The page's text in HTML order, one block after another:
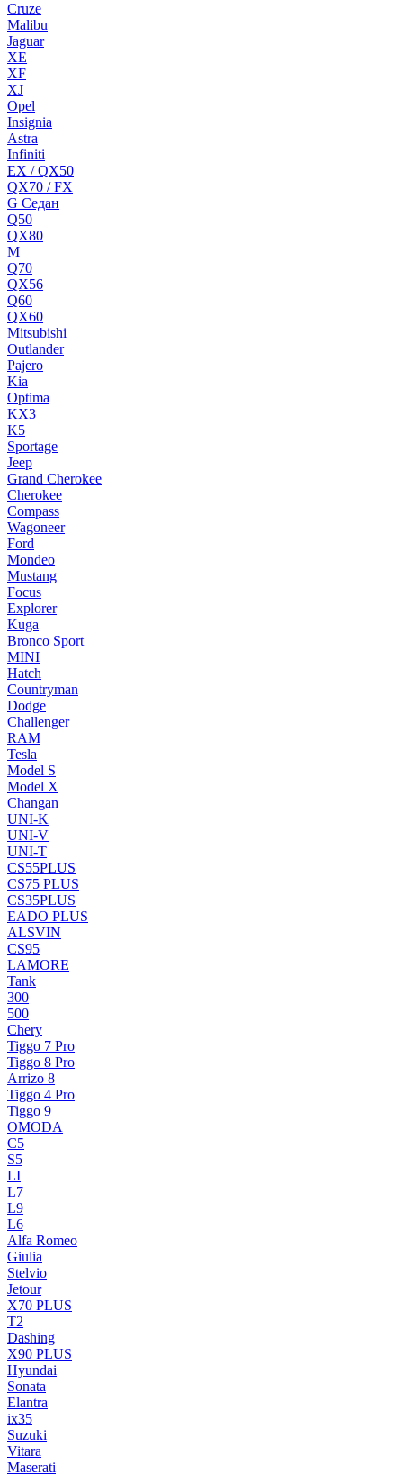
Cruze
Malibu
Jaguar
XE
XF
XJ
Opel
Insignia
Astra
Infiniti
EX / QX50
QX70 / FX
G Cедан
Q50
QX80
M
Q70
QX56
Q60
QX60
Mitsubishi
Outlander
Pajero
Kia
Optima
KX3
K5
Sportage
Jeep
Grand Cherokee
Cherokee
Compass
Wagoneer
Ford
Mondeo
Mustang
Focus
Explorer
Kuga
Bronco Sport
MINI
Hatch
Countryman
Dodge
Challenger
RAM
Tesla
Model S
Model X
Changan
UNI-K
UNI-V
UNI-T
CS55PLUS
CS75 PLUS
CS35PLUS
EADO PLUS
ALSVIN
CS95
LAMORE
Tank
300
500
Chery
Tiggo 7 Pro
Tiggo 8 Pro
Arrizo 8
Tiggo 4 Pro
Tiggo 9
OMODA
C5
S5
LI
L7
L9
L6
Alfa Romeo
Giulia
Stelvio
Jetour
X70 PLUS
T2
Dashing
X90 PLUS
Hyundai
Sonata
Elantra
ix35
Suzuki
Vitara
Maserati